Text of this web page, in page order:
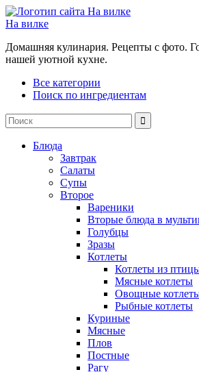
На вилке
Домашняя кулинария. Рецепты с фото.
нашей уютной кухне.
Все категории
Поиск по ингредиентам
Блюда
Завтрак
Салаты
Супы
Второе
Вареники
Вторые блюда в
Голубцы
Зразы
Котлеты
Котлеты из
Мясные котлеты
Овощные
Рыбные котлеты
Куриные
Мясные
Плов
Постные
Рагу